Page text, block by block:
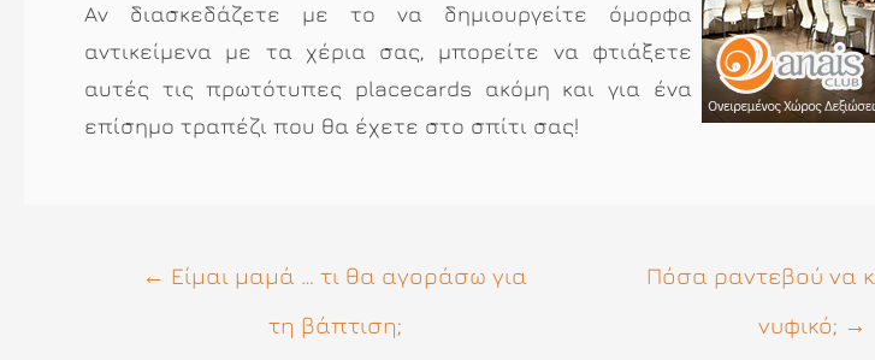
Αν διασκεδάζετε με το να δημιουργείτε όμορφα
αντικείμενα με τα χέρια σας, μπορείτε να φτιάξετε
αυτές τις πρωτότυπες placecards ακόμη και για ένα
επίσημο τραπέζι που θα έχετε στο σπίτι σας!
Πλοήγηση
← Είμαι μαμά … τι θα αγοράσω για
τη βάπτιση;
Πόσα ραντεβού να
νυφικό; →